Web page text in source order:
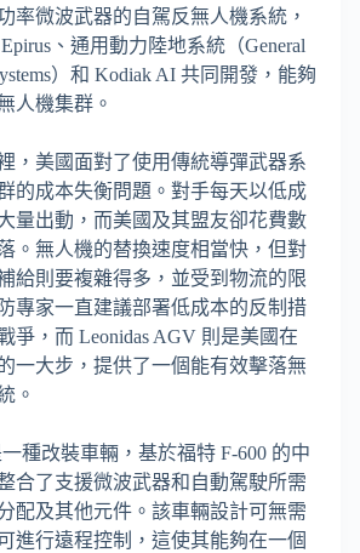
率微波武器的自駕反無人機系統，
、通用動力陸地系統（General
）和 Kodiak AI 共同開發，能夠
人機集群。
，美國面對了使用傳統導彈武器系
的成本失衡問題。對手每天以低成
量出動，而美國及其盟友卻花費數
。無人機的替換速度相當快，但對
給則要複雜得多，並受到物流的限
專家一直建議部署低成本的反制措
爭，而 Leonidas AGV 則是美國在
一大步，提供了一個能有效擊落無
。
種改裝車輛，基於福特 F-600 的中
合了支援微波武器和自動駕駛所需
配及其他元件。該車輛設計可無需
進行遠程控制，這使其能夠在一個